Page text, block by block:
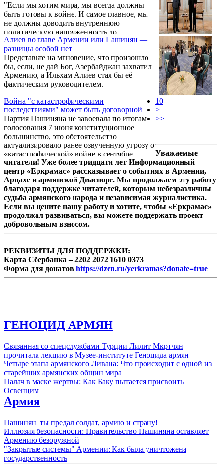
пресс-конференции на Капитолийском
холме заявил исполнительный директор
Армянского национального комитета
Америки (ANCA) Арам Амбарян.
"Если мы хотим мира, мы всегда должны
быть готовы к войне. И самое главное, мы
не должны доводить внутреннюю
политическую напряженность до
гражданской войны, которая станет
подарком для Азербайджана. Мы не
должны оправдывать действия
Азербайджана, а обязаны делать то, что
считаем правильным для нашей
государственности и нации", - сказал в
азербайджанских армян, историк Григорий
Айвазян.
Алиев во главе Армении или Пашинян —
разницы особой нет
Представьте на мгновение, что произошло
бы, если, не дай Бог, Азербайджан захватил
Армению, а Ильхам Алиев стал бы её
фактическим руководителем.
Война "с катастрофическими
последствиями" может быть договорной
Партия Пашиняна не завоевала по итогам
голосования 7 июня конституционное
большинство, это обстоятельство
актуализировало ранее озвученную угрозу о
«катастрофической» войне в сентябре.
Главарь правящей верхушки уже
использовал эту страшилку, когда добивался
сдачи деревень в Тавуше под вывеской
делимитации. Руководитель фракции «Мать
Армения» в совете столицы Манук
Сукиасян считает часть полученных ГД
избирательских голосов результатом
насаждаемого Пашиняном страха войны.
10
>
>>
Уважаемые
читатели! Уже более тридцати лет Информационный
центр «Еркрамас» рассказывает о событиях в Армении,
Арцахе и армянской Диаспоре. Мы продолжаем эту работу
благодаря поддержке читателей, которым небезразличны
судьба армянского народа и независимая журналистика.
Если вы цените нашу работу и хотите, чтобы «Еркрамас»
продолжал развиваться, вы можете поддержать проект
добровольным взносом.
РЕКВИЗИТЫ ДЛЯ ПОДДЕРЖКИ:
Карта Сбербанка – 2202 2072 1610 0373
Форма для донатов https://dzen.ru/yerkramas?donate=true
ГЕНОЦИД АРМЯН
Связанная со спецслужбами Турции Лилит Мкртчян
прочитала лекцию в Музее-институте Геноцида армян
Четыре этапа армянского Ливана: Что происходит с одной из
старейших армянских общин мира
Палач в маске жертвы: Как Баку пытается присвоить
Освенцим
Армия
Пашинян, ты предал солдат, армию и страну!
Иллюзия безопасности: Правительство Пашиняна оставляет
Армению безоружной
"Закрытые системы" Армении: Как была уничтожена
государственность